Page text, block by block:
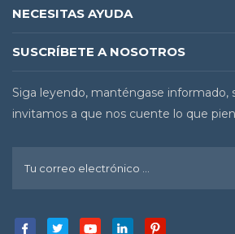
NECESITAS AYUDA
SUSCRÍBETE A NOSOTROS
Siga leyendo, manténgase informado,
invitamos a que nos cuente lo que